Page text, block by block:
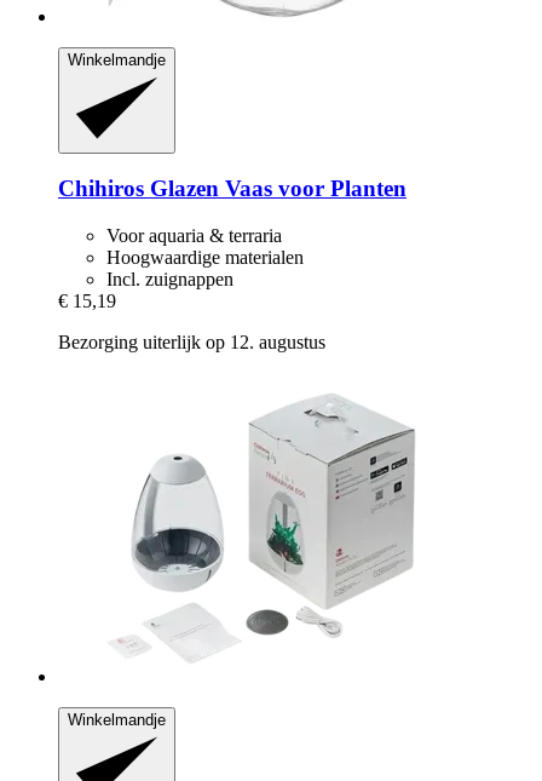
Winkelmandje
Chihiros Glazen Vaas voor Planten
Voor aquaria & terraria
Hoogwaardige materialen
Incl. zuignappen
€ 15,19
Bezorging uiterlijk op 12. augustus
Winkelmandje